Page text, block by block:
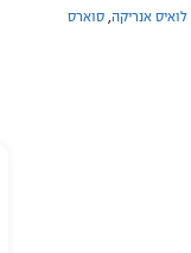
לואיס אנריקה סוארס